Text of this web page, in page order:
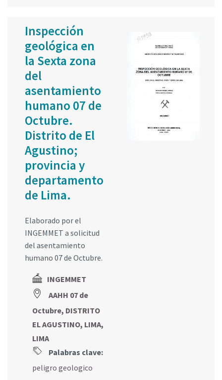
Inspección
geológica en
la Sexta zona
del
asentamiento
humano 07 de
Octubre.
Distrito de El
Agustino;
provincia y
departamento
de Lima.
Elaborado por el
INGEMMET a solicitud
del asentamiento
humano 07 de Octubre.
INGEMMET
AAHH 07 de
Octubre, DISTRITO
EL AGUSTINO, LIMA,
LIMA
Palabras clave:
peligro geologico